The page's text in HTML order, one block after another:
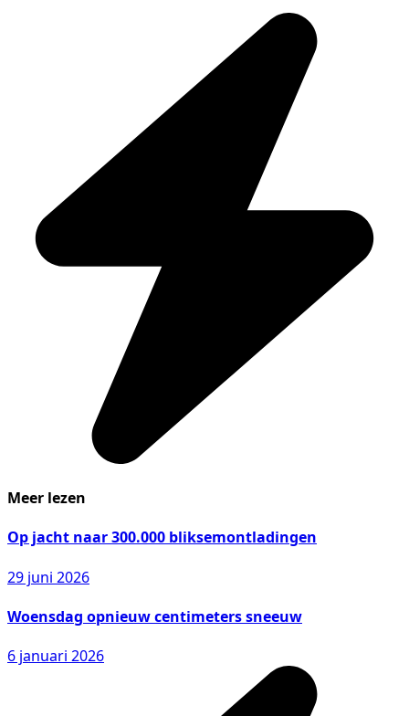
Meer lezen
Op jacht naar 300.000 bliksemontladingen
29 juni 2026
Woensdag opnieuw centimeters sneeuw
6 januari 2026